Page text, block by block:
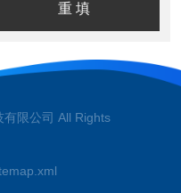
限公司 All Rights